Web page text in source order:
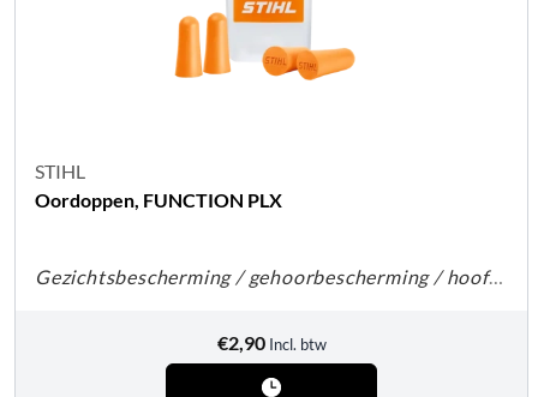
STIHL
Oordoppen, FUNCTION PLX
Gezichtsbescherming / gehoorbescherming / hoofdbescherming
€2,90 Incl. btw